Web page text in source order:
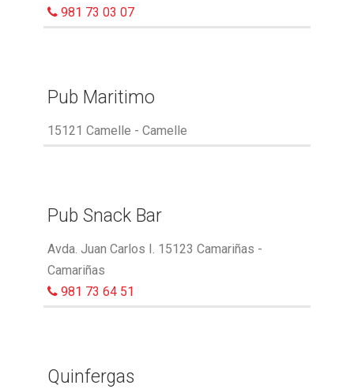
981 73 03 07
Pub Maritimo
15121 Camelle - Camelle
Pub Snack Bar
Avda. Juan Carlos I. 15123 Camariñas -
Camariñas
981 73 64 51
Quinfergas